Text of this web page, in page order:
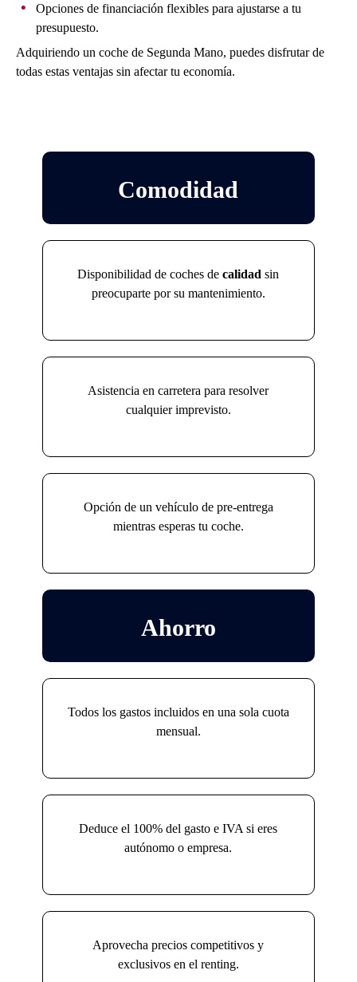
Opciones de financiación flexibles para ajustarse a tu
presupuesto.
Adquiriendo un coche de Segunda Mano, puedes disfrutar de
todas estas ventajas sin afectar tu economía.
Comodidad
Ahorro
Disponibilidad de coches decalidad sin
preocuparte por su mantenimiento.
Todos los gastos incluidos en una sola cuota
mensual.
Asistencia en carretera para resolver
cualquier imprevisto.
Deduce el 100% del gasto e IVA si eres
autónomo o empresa.
Opción de un vehículo de pre-entrega
mientras esperas tu coche.
Aprovecha precios competitivos y
exclusivos en el renting.